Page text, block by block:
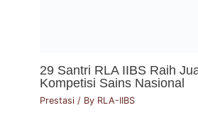
29 Santri RLA IIBS Raih
Kompetisi Sains Nasional
Prestasi / By RLA-IIBS